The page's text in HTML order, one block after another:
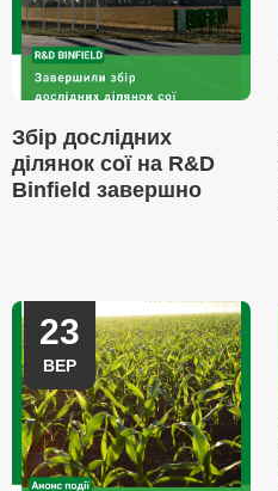
Збір дослідних
ділянок сої на R&D
Binfield завершно
23
ВЕР